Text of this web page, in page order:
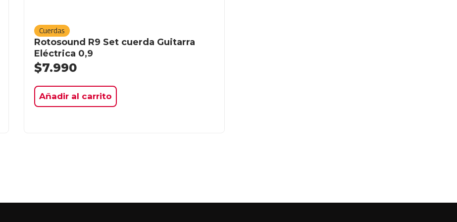
Cuerdas
Rotosound R9 Set cuerda Guitarra
Eléctrica 0,9
$7.990
Añadir al carrito